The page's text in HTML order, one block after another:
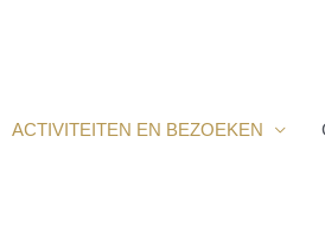
ACTIVITEITEN EN BEZOEKEN